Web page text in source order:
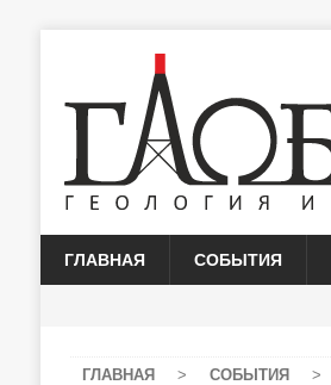
ГЛАВНАЯ СОБЫТИЯ
ГЛАВНАЯ > СОБЫТИЯ >